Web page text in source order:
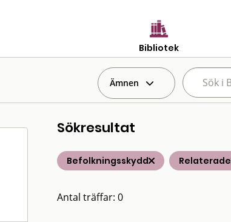
Bibliotek
Ämnen
Sökresultat
Befolkningsskydd Relaterade
Antal träffar: 0